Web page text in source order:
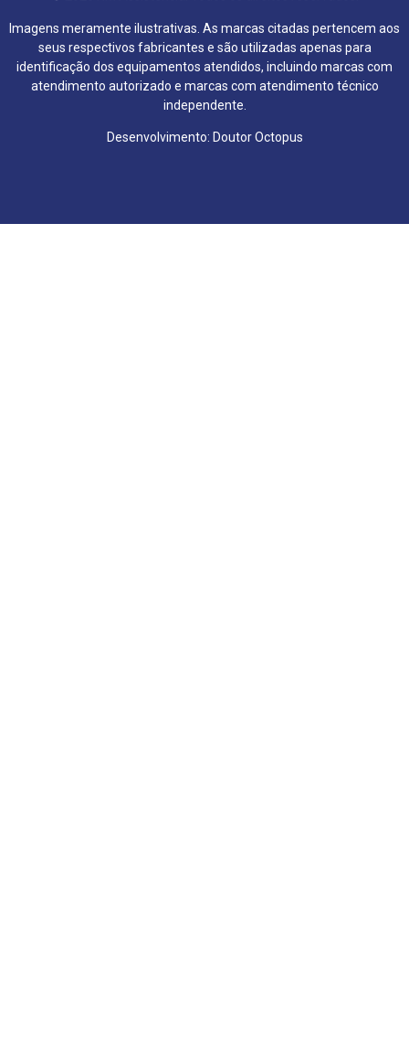
Imagens meramente ilustrativas. As marcas citadas pertencem aos
seus respectivos fabricantes e são utilizadas apenas para
identificação dos equipamentos atendidos, incluindo marcas com
atendimento autorizado e marcas com atendimento técnico
independente.
Desenvolvimento: Doutor Octopus